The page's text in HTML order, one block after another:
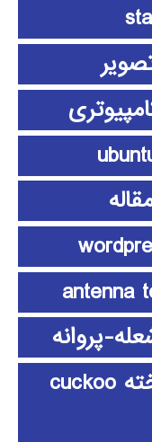
پروانه
الگوریتم جستجوی فاخته cuckoo